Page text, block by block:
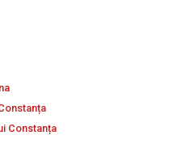
Constanța